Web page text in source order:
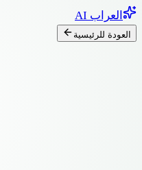
العراب AI
العودة للرئيسية